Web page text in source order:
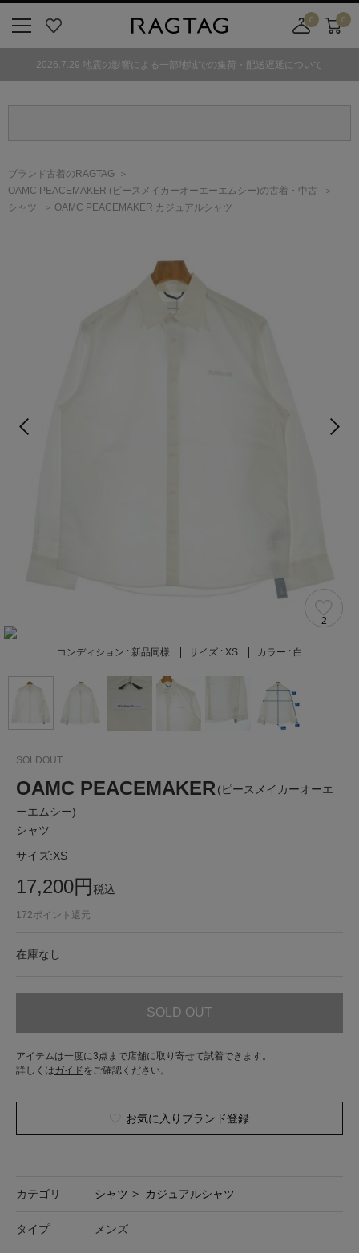
気
0
舗
カ
0
2026.7.29 地震の影響による一部地域での集荷・配送遅延について
ブランド古着のRAGTAG
OAMC PEACEMAKER (ピースメイカーオーエーエムシー)の古着・中古
シャツ
OAMC PEACEMAKER カジュアルシャツ
2
コンディション : 新品同様 サイズ : XS カラー : 白
SOLDOUT
OAMC PEACEMAKER (ピースメイカーオーエ
ーエムシー)
シャツ
サイズ:XS
17,200円税込
172ポイント還元
在庫なし
SOLD OUT
アイテムは一度に3点まで店舗に取り寄せて試着できます。
詳しくはガイド をご確認ください。
お気に入りブランド登録
カテゴリ シャツ > カジュアルシャツ
タイプ メンズ